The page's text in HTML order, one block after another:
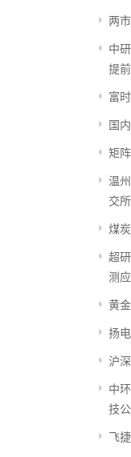
两
中
提
富
国
矩
温
交
煤
超
测
黄
扬
沪
中
技
飞